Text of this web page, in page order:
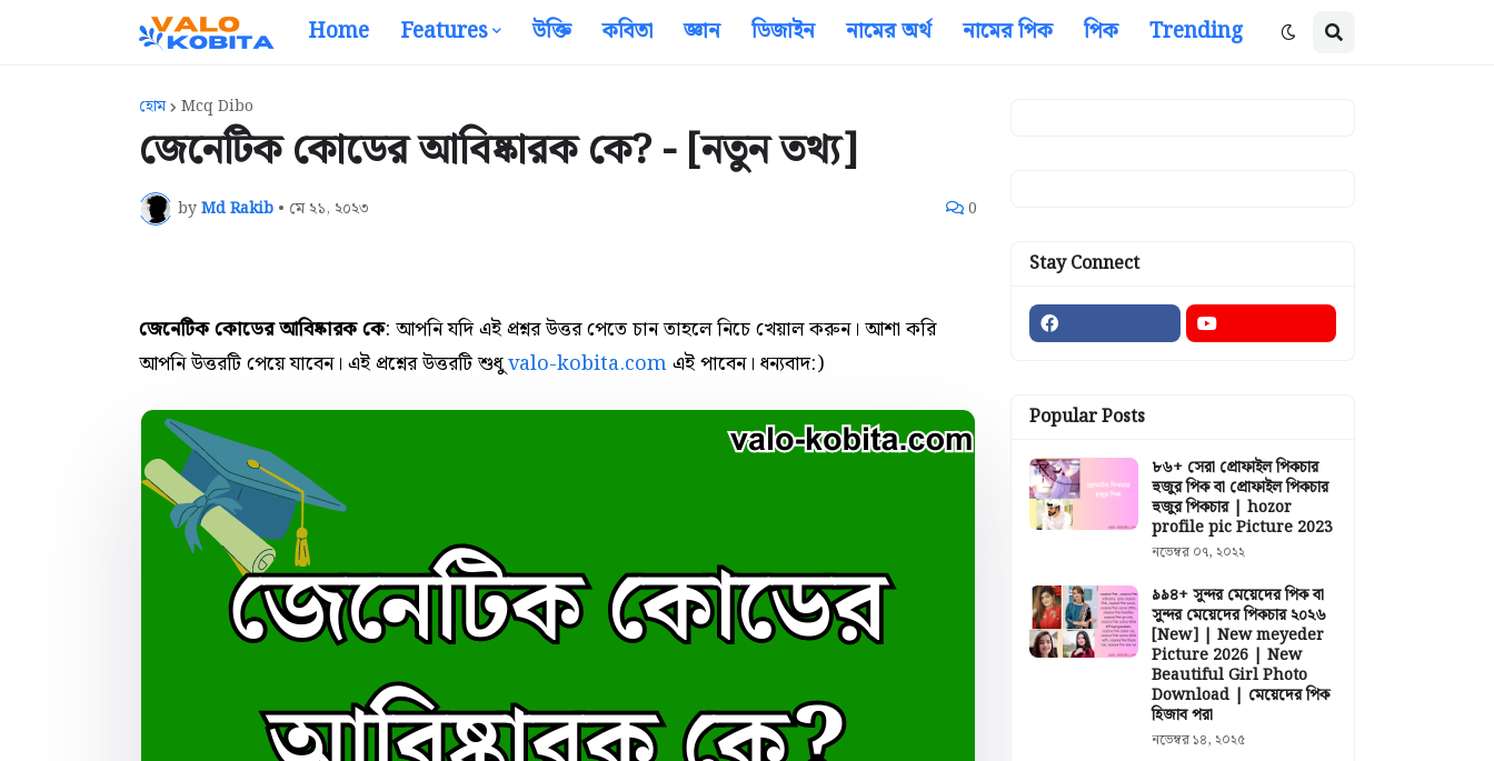
Home Features উক্তি কবিতা জ্ঞান ডিজাইন নামের অর্থ নামের পিক পিক Trending
হোম Mcq Dibo
জেনেটিক কোডের আবিষ্কারক কে? - [নতুন তথ্য]
byMd Rakib • মে ২১, ২০২৩ 0
জেনেটিক কোডের আবিষ্কারক কে: আপনি যদি এই প্রশ্নর উত্তর পেতে চান তাহলে নিচে খেয়াল করুন। আশা করি
আপনি উত্তরটি পেয়ে যাবেন। এই প্রশ্নের উত্তরটি শুধুvalo-kobita.comএই পাবেন। ধন্যবাদ:)
Stay Connect
Popular Posts
৮৬+ সেরা প্রোফাইল পিকচার
হুজুর পিক বা প্রোফাইল পিকচার
হুজুর পিকচার | hozor
profile pic Picture 2023
নভেম্বর ০৭, ২০২২
৯৯৪+ সুন্দর মেয়েদের পিক বা
সুন্দর মেয়েদের পিকচার ২০২৬
[New] | New meyeder
Picture 2026 | New
Beautiful Girl Photo
Download | মেয়েদের পিক
হিজাব পরা
নভেম্বর ১৪, ২০২৫